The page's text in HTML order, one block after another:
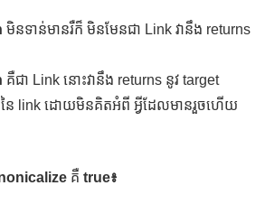
មិនទាន់មានរឺក៏ មិនមែនជា Link វានឹង returns
គឺជា Link នោះវានឹង returns នូវ target
នៃ link ដោយមិនគិតអំពី អ្វីដែលមានរួចហើយ
គឺ true៖